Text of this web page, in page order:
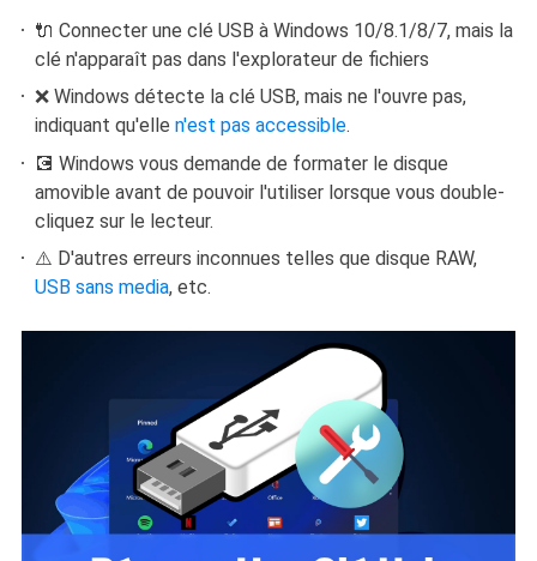
🔌 Connecter une clé USB à Windows 10/8.1/8/7, mais la
clé n'apparaît pas dans l'explorateur de fichiers
❌ Windows détecte la clé USB, mais ne l'ouvre pas,
indiquant qu'ellen'est pas accessible.
💽 Windows vous demande de formater le disque
amovible avant de pouvoir l'utiliser lorsque vous double-
cliquez sur le lecteur.
⚠️ D'autres erreurs inconnues telles que disque RAW,
USB sans media, etc.